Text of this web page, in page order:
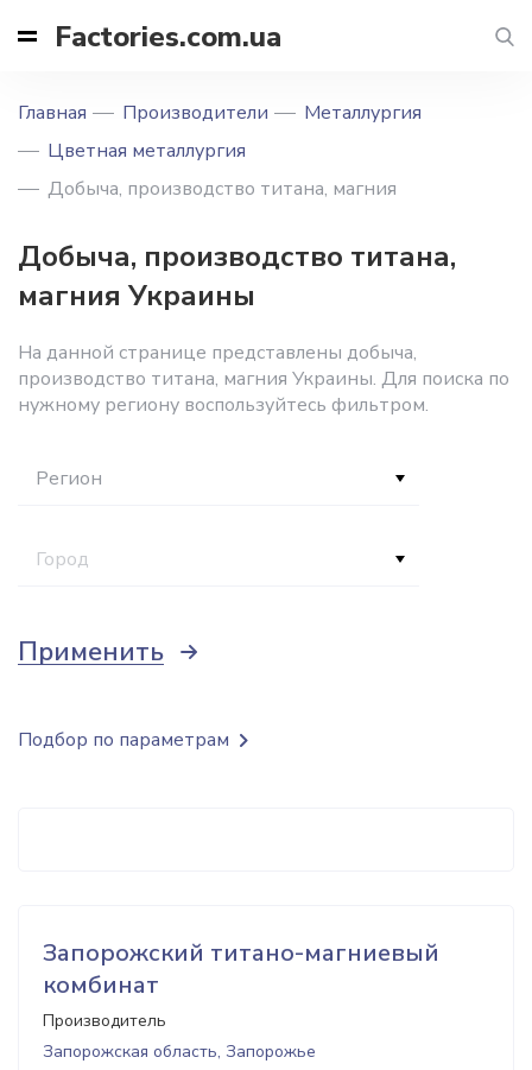
Factories.com.ua
Главная Производители
Металлургия
Цветная металлургия
Добыча, производство титана, магния
Добыча, производство титана,
магния Украины
На данной странице представлены добыча,
производство титана, магния Украины. Для поиска по
нужному региону воспользуйтесь фильтром.
Регион
Город
Применить
Запорожский титано-магниевый
комбинат
Производитель
Запорожская область, Запорожье
Подбор по параметрам